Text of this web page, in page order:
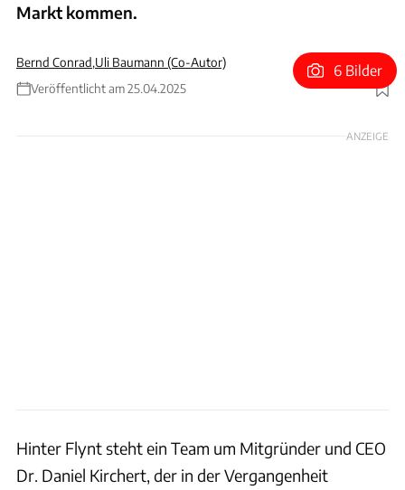
Markt kommen.
Bernd Conrad,Uli Baumann (Co-Autor)
Veröffentlicht am 25.04.2025
Foto: Flynt
6 Bilder
ANZEIGE
Hinter Flynt steht ein Team um Mitgründer und CEO
Dr. Daniel Kirchert, der in der Vergangenheit